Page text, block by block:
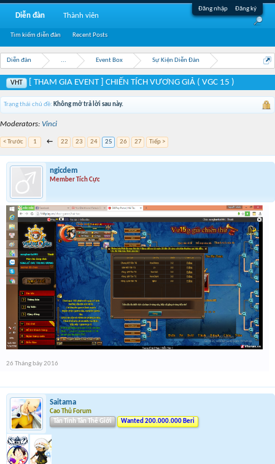
Đăng nhập Đăng ký
Diễn đàn ... Event Box Sự Kiện Diễn Đàn
VHT [ THAM GIA EVENT ] CHIẾN TÍCH VƯƠNG GIẢ ( VGC 15 )
Trạng thái chủ đề: Không mở trả lời sau này.
Moderators: Vinci
< Trước 1 ← 22 23 24 25 26 27 Tiếp >
ngicdem
Member Tích Cực
26 Tháng bảy 2016
Saitama
Cao Thủ Forum
Tân Tinh Tân Thế Giới
Wanted 200.000.000 Beri
Diễn đàn
Tìm kiếm diễn đàn Recent Posts
Thành viên